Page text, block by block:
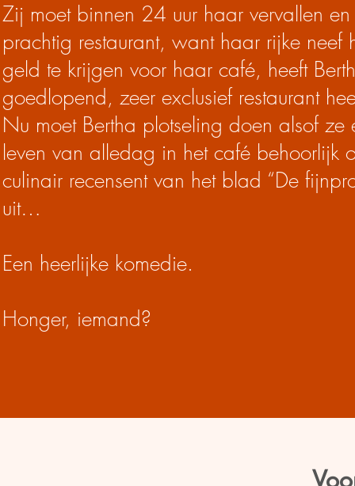
Zij moet binnen 24 uur haar vervallen
prachtig restaurant, want haar rijke
geld te krijgen voor haar café, heeft
goedlopend, zeer exclusief restaurant
Nu moet Bertha plotseling doen alsof ze
leven van alledag in het café
culinair recensent van het blad “De
uit…
Een heerlijke komedie.
Honger, iemand?
V